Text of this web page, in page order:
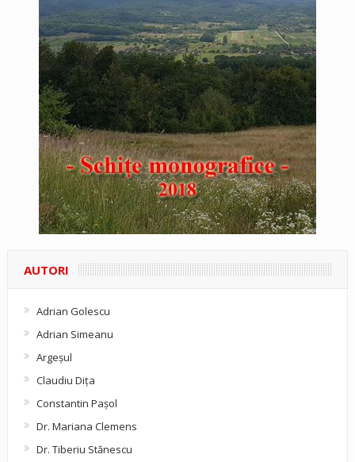
AUTORI
Adrian Golescu
Adrian Simeanu
Argeşul
Claudiu Diţa
Constantin Pașol
Dr. Mariana Clemens
Dr. Tiberiu Stănescu